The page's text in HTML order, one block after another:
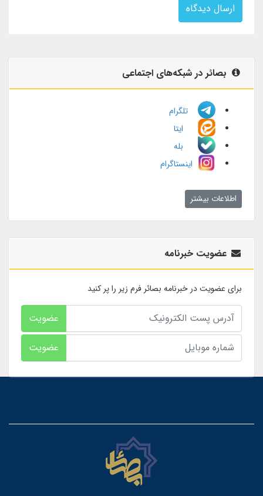
ارسال دیدگاه
بصائر در شبکه‌های اجتماعی
تلگرام
ایتا
بله
اینستاگرام
اطلاعات بیشتر
عضویت خبرنامه
برای عضویت در خبرنامه بصائر فرم زیر را پر کنید
عضویت
عضویت